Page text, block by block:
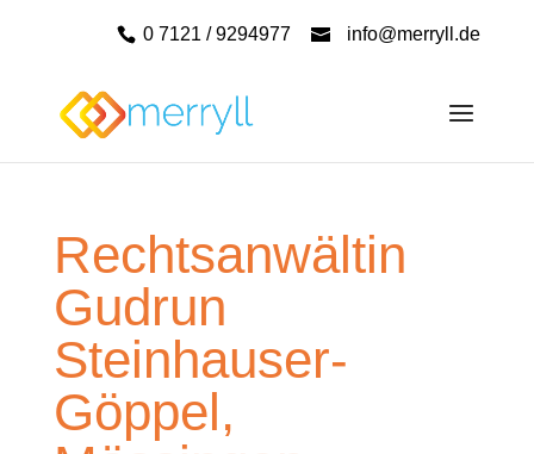
0 7121 / 9294977 info@merryll.de
Rechtsanwältin
Gudrun
Steinhauser-
Göppel,